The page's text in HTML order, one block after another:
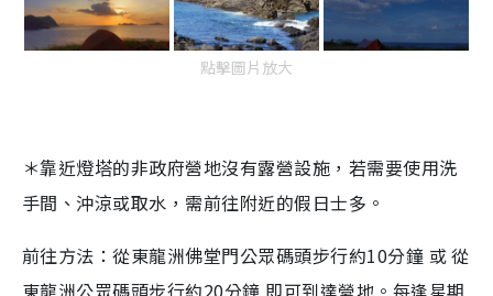
點擊圖片放大
＊靠近燈塔的非政府營地沒有露營設施，若需要使用洗
手間、沖涼或取水，需前往附近的假日士多。
前往方法：從東龍洲佛堂門公眾碼頭步行約10分鐘 或 從